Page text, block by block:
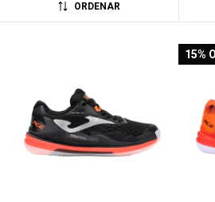
ORDENAR
15%